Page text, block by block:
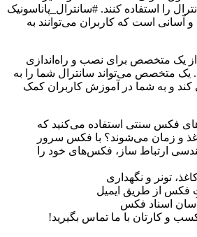
را استفاده کنند. #سانترال_پاناسونیک
آسانی است که کاربران می‌توانند به
از یک متخصص برای نصب و راه‌اندازی
یک متخصص می‌تواند سانترال شما را به
و به شما در آموزش کاربران کمک
فکس سنتی استفاده می‌کنید که
و زمان می‌شوند؟ با فکس سرور
ارتباط ساز، فکس‌های خود را
تونر و نگهداری
فکس از طریق ایمیل
اسناد فکس
و کارتان با ما تماس بگیرید!